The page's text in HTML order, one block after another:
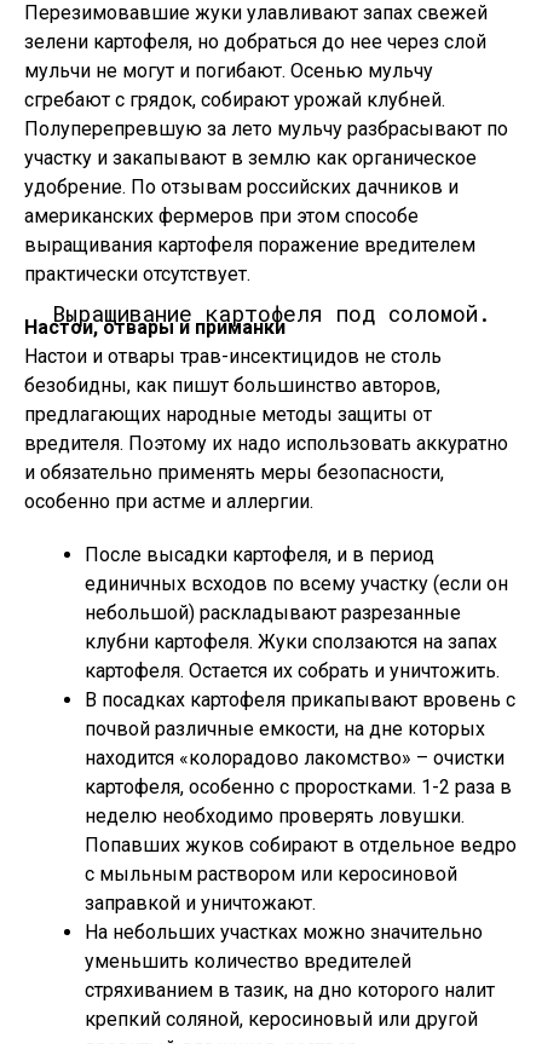
Перезимовавшие жуки улавливают запах свежей
зелени картофеля, но добраться до нее через слой
мульчи не могут и погибают. Осенью мульчу
сгребают с грядок, собирают урожай клубней.
Полуперепревшую за лето мульчу разбрасывают по
участку и закапывают в землю как органическое
удобрение. По отзывам российских дачников и
американских фермеров при этом способе
выращивания картофеля поражение вредителем
практически отсутствует.
Выращивание картофеля под соломой.
Настои, отвары и приманки
Настои и отвары трав-инсектицидов не столь
безобидны, как пишут большинство авторов,
предлагающих народные методы защиты от
вредителя. Поэтому их надо использовать аккуратно
и обязательно применять меры безопасности,
особенно при астме и аллергии.
После высадки картофеля, и в период
единичных всходов по всему участку (если он
небольшой) раскладывают разрезанные
клубни картофеля. Жуки сползаются на запах
картофеля. Остается их собрать и уничтожить.
В посадках картофеля прикапывают вровень с
почвой различные емкости, на дне которых
находится «колорадово лакомство» – очистки
картофеля, особенно с проростками. 1-2 раза в
неделю необходимо проверять ловушки.
Попавших жуков собирают в отдельное ведро
с мыльным раствором или керосиновой
заправкой и уничтожают.
На небольших участках можно значительно
уменьшить количество вредителей
стряхиванием в тазик, на дно которого налит
крепкий соляной, керосиновый или другой